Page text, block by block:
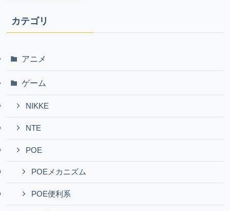
カテゴリ
アニメ
ゲーム
NIKKE
NTE
POE
POEメカニズム
POE便利系